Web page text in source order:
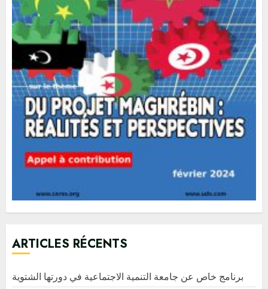
ARTICLES RÉCENTS
برنامج خاص عن جامعة التنمية الاجتماعية في دورتها الشتوية